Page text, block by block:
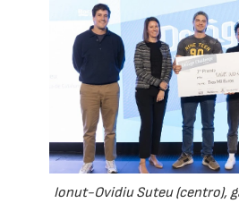
Ionut-Ovidiu Suteu (centro),